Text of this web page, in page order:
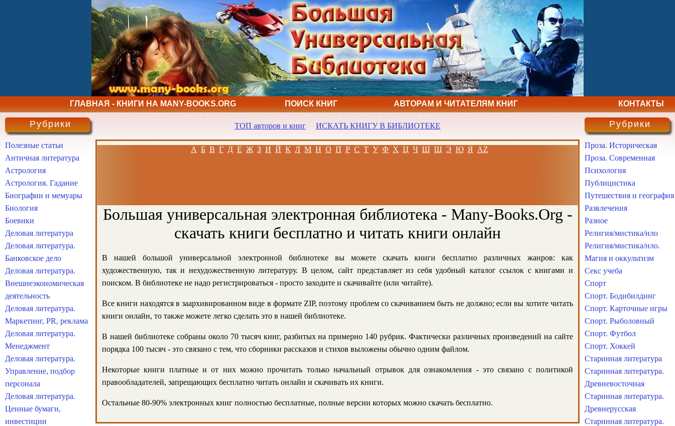
ГЛАВНАЯ - КНИГИ НА MANY-BOOKS.ORG ПОИСК КНИГ АВТОРАМ И ЧИТАТЕЛЯМ КНИГ КОНТАКТЫ
ТОП авторов и книг ИСКАТЬ КНИГУ В БИБЛИОТЕКЕ
А Б В Г Д Е Ж З И Й К Л М Н О П Р С Т У Ф Х Ц Ч Ш Щ Э Ю Я AZ
Большая универсальная электронная библиотека - Many-Books.Org -
скачать книги бесплатно и читать книги онлайн
В нашей большой универсальной электронной библиотеке вы можете скачать книги бесплатно различных жанров: как
художественную, так и нехудожественную литературу. В целом, сайт представляет из себя удобный каталог ссылок с книгами и
поиском. В библиотеке не надо регистрироваться - просто заходите и скачивайте (или читайте).
Все книги находятся в заархивированном виде в формате ZIP, поэтому проблем со скачиванием быть не должно; если вы хотите читать
книги онлайн, то также можете легко сделать это в нашей библиотеке.
В нашей библиотеке собраны около 70 тысяч книг, разбитых на примерно 140 рубрик. Фактически различных произведений на сайте
порядка 100 тысяч - это связано с тем, что сборники рассказов и стихов выложены обычно одним файлом.
Некоторые книги платные и от них можно прочитать только начальный отрывок для ознакомления - это связано с политикой
правообладателей, запрещающих бесплатно читать онлайн и скачивать их книги.
Остальные 80-90% электронных книг полностью бесплатные, полные версии которых можно скачать бесплатно.
Рубрики
Полезные статьи
Античная литература
Астрология
Астрология. Гадание
Биографии и мемуары
Биология
Боевики
Деловая литература
Деловая литература.
Банковское дело
Деловая литература.
Внешнеэкономическая
деятельность
Деловая литература.
Маркетинг, PR, реклама
Деловая литература.
Менеджмент
Деловая литература.
Управление, подбор
персонала
Деловая литература.
Ценные бумаги,
инвестиции
Рубрики
Проза. Историческая
Проза. Современная
Психология
Публицистика
Путешествия и география
Развлечения
Разное
Религия/мистика/нло
Религия/мистика/нло.
Магия и оккультизм
Секс учеба
Спорт
Спорт. Бодибилдинг
Спорт. Карточные игры
Спорт. Рыболовный
Спорт. Футбол
Спорт. Хоккей
Старинная литература
Старинная литература.
Древневосточная
Старинная литература.
Древнерусская
Старинная литература.